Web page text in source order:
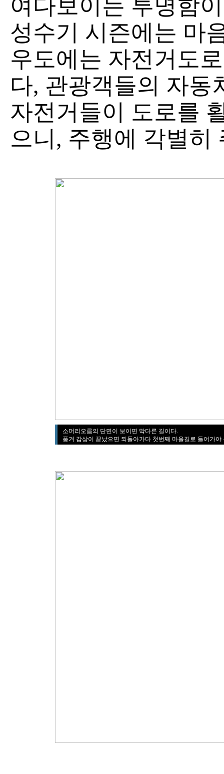
여다보이는 투명함
성수기 시즌에는 마
우도에는 자전거도
다, 관광객들의 자동
자전거들이 도로를
으니, 주행에 각별히
소머리오름의 단면이 보이면 막다른 길이다.
풍겨 감상이 끝났으면 되돌아가다 첫번째 마을길로 들어가야